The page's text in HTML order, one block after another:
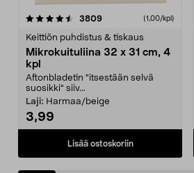
3809arvostelut (1,00/kpl)
Keittiön puhdistus & tiskaus
Mikrokuituliina 32 x 31 cm, 4
kpl
Aftonbladetin "itsestään selvä
suosikki" siiv...
Laji: Harmaa/beige
3,99
Lisää ostoskoriin
4.5viidestä